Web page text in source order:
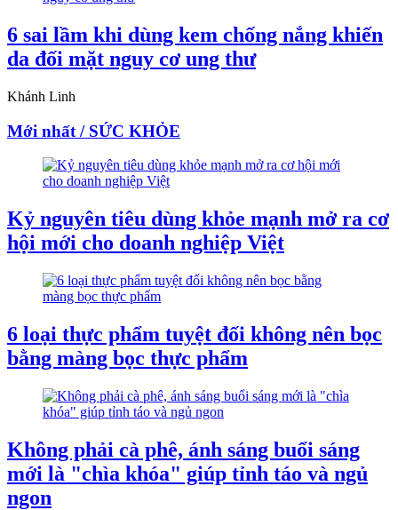
6 sai lầm khi dùng kem chống nắng khiến
da đối mặt nguy cơ ung thư
Khánh Linh
Mới nhất / SỨC KHỎE
Kỷ nguyên tiêu dùng khỏe mạnh mở ra cơ
hội mới cho doanh nghiệp Việt
6 loại thực phẩm tuyệt đối không nên bọc
bằng màng bọc thực phẩm
Không phải cà phê, ánh sáng buổi sáng
mới là "chìa khóa" giúp tỉnh táo và ngủ
ngon